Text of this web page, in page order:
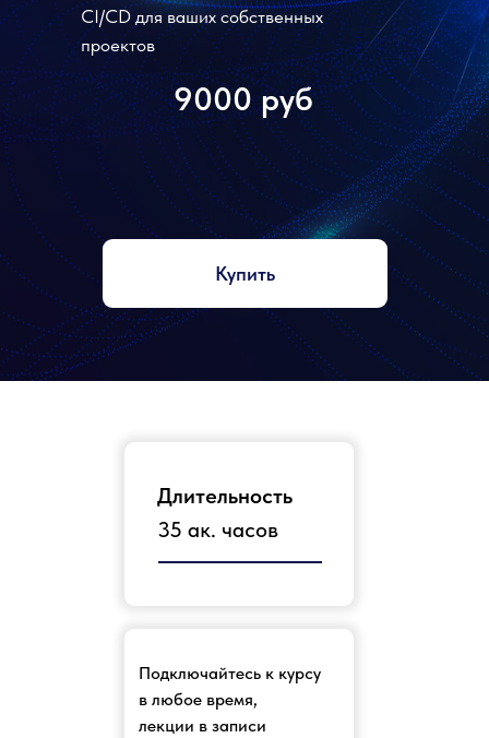
Купить
9000 руб
CI/CD для ваших собственных
проектов
Длительность
35 ак. часов
Подключайтесь к курсу
в любое время,
лекции в записи